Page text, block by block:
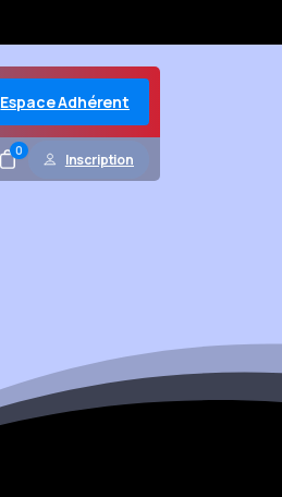
Espace Adhérent
0 Inscription